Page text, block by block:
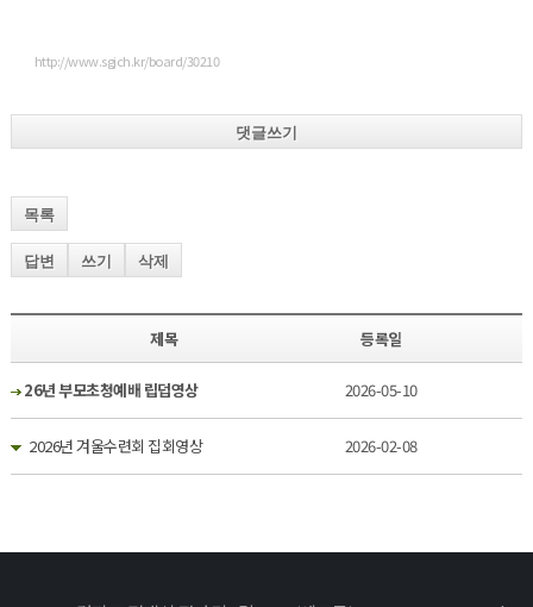
http://www.sgjch.kr/board/30210
댓글쓰기
목록
답변 쓰기 삭제
제목 등록일
26년 부모초청예배 립덥영상 2026-05-10
2026년 겨울수련회 집회영상 2026-02-08